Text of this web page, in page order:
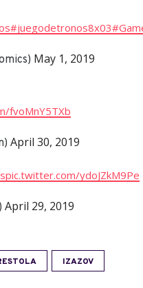
#juegodetronos8x03
May 1, 2019
fvoMnY5TXb
April 30, 2019
pic.twitter.com/ydoJZkM9Pe
April 29, 2019
IZAZOV